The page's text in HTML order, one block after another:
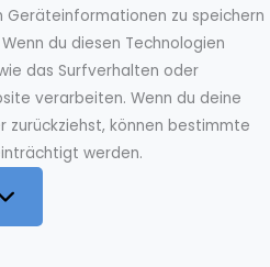
Geräteinformationen zu speichern
du diesen Technologien
das Surfverhalten oder
verarbeiten. Wenn du deine
zurückziehst, können bestimmte
werden.